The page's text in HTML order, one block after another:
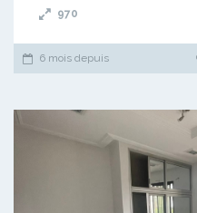
970
6 mois depuis